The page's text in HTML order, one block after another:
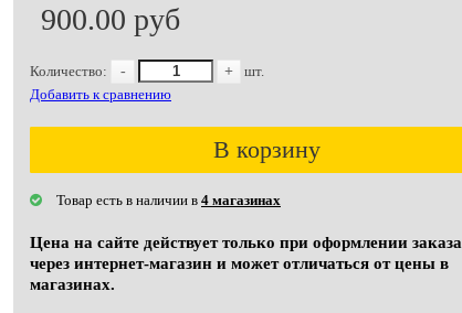
900.00 руб
Количество: - +
шт.
Добавить к сравнению
В корзину
Товар есть в наличии в 4 магазинах
Цена на сайте действует только при оформлении заказа
через интернет-магазин и может отличаться от цены в
магазинах.